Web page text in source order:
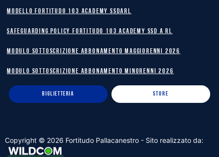
MODELLO FORTITUDO 103 ACADEMY SSDARL
safeguarding policy Fortitudo 103 Academy SSD A RL
MODULO SOTTOSCRIZIONE ABBONAMENTO MAGGIORENNI 2026
MODULO SOTTOSCRIZIONE ABBONAMENTO MINORENNI 2026
BIGLIETTERIA STORE
Copyright © 2026 Fortitudo Pallacanestro - Sito realizzato da: